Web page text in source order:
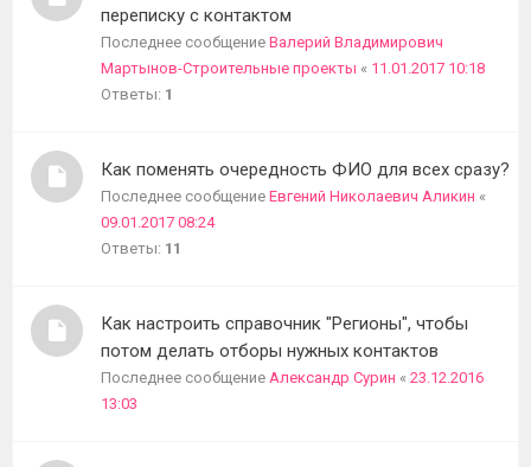
переписку с контактом
Последнее сообщение Валерий Владимирович
Мартынов-Строительные проекты « 11.01.2017 10:18
Ответы: 1
Как поменять очередность ФИО для всех сразу?
Последнее сообщение Евгений Николаевич Аликин «
09.01.2017 08:24
Ответы: 11
Как настроить справочник "Регионы", чтобы
потом делать отборы нужных контактов
Последнее сообщение Александр Сурин « 23.12.2016
13:03